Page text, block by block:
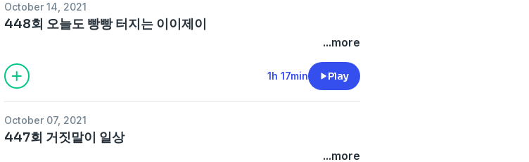
October 14, 2021
448회 오늘도 빵빵 터지는 이이제이
...more
1h 17min Play
October 07, 2021
447회 거짓말이 일상
...more